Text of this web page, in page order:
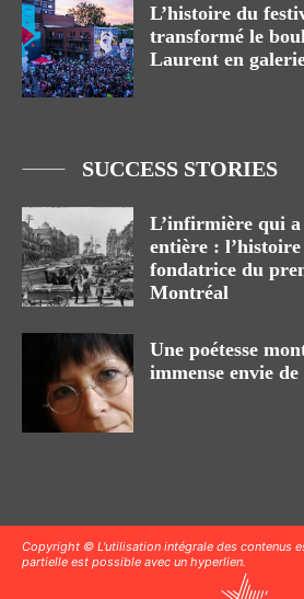
L’histoire du
transformé le
Laurent en
SUCCESS STORIES
L’infirmière qui
entière :
fondatrice du
Montréal
Une poétesse
immense envie
Copyright © L'utilisation intégrale des contenus
partielle est possible avec un hyperlien.